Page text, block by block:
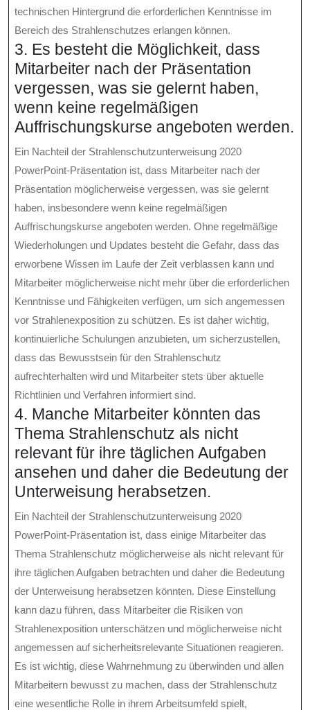
technischen Hintergrund die erforderlichen Kenntnisse im
Bereich des Strahlenschutzes erlangen können.
3. Es besteht die Möglichkeit, dass
Mitarbeiter nach der Präsentation
vergessen, was sie gelernt haben,
wenn keine regelmäßigen
Auffrischungskurse angeboten werden.
Ein Nachteil der Strahlenschutzunterweisung 2020
PowerPoint-Präsentation ist, dass Mitarbeiter nach der
Präsentation möglicherweise vergessen, was sie gelernt
haben, insbesondere wenn keine regelmäßigen
Auffrischungskurse angeboten werden. Ohne regelmäßige
Wiederholungen und Updates besteht die Gefahr, dass das
erworbene Wissen im Laufe der Zeit verblassen kann und
Mitarbeiter möglicherweise nicht mehr über die erforderlichen
Kenntnisse und Fähigkeiten verfügen, um sich angemessen
vor Strahlenexposition zu schützen. Es ist daher wichtig,
kontinuierliche Schulungen anzubieten, um sicherzustellen,
dass das Bewusstsein für den Strahlenschutz
aufrechterhalten wird und Mitarbeiter stets über aktuelle
Richtlinien und Verfahren informiert sind.
4. Manche Mitarbeiter könnten das
Thema Strahlenschutz als nicht
relevant für ihre täglichen Aufgaben
ansehen und daher die Bedeutung der
Unterweisung herabsetzen.
Ein Nachteil der Strahlenschutzunterweisung 2020
PowerPoint-Präsentation ist, dass einige Mitarbeiter das
Thema Strahlenschutz möglicherweise als nicht relevant für
ihre täglichen Aufgaben betrachten und daher die Bedeutung
der Unterweisung herabsetzen könnten. Diese Einstellung
kann dazu führen, dass Mitarbeiter die Risiken von
Strahlenexposition unterschätzen und möglicherweise nicht
angemessen auf sicherheitsrelevante Situationen reagieren.
Es ist wichtig, diese Wahrnehmung zu überwinden und allen
Mitarbeitern bewusst zu machen, dass der Strahlenschutz
eine wesentliche Rolle in ihrem Arbeitsumfeld spielt,